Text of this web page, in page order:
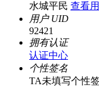
水城平民 查看
用户 UID
92421
拥有认证
认证中心
个性签名
TA未填写个性